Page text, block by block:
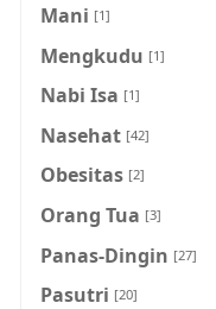
Mani [1]
Mengkudu [1]
Nabi Isa [1]
Nasehat [42]
Obesitas [2]
Orang Tua [3]
Panas-Dingin [27]
Pasutri [20]